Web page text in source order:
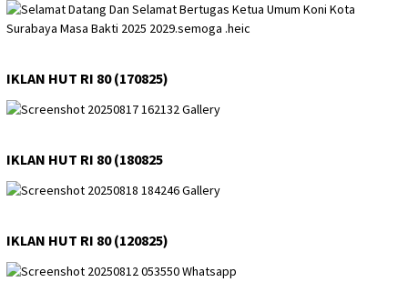
IKLAN HUT RI 80 (170825)
IKLAN HUT RI 80 (180825
IKLAN HUT RI 80 (120825)